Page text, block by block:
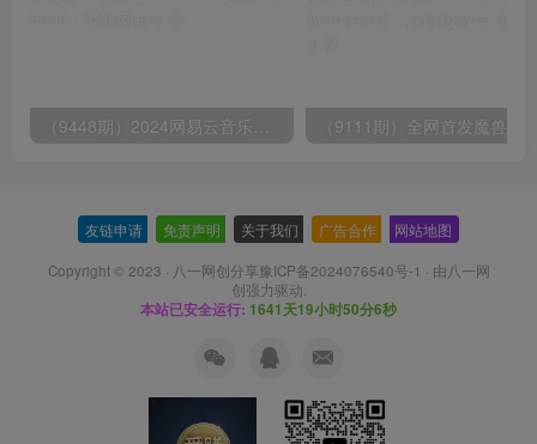
友链申请 免责声明 关于我们 广告合作 网站地图
Copyright © 2023 · 八一网创分享豫ICP备2024076540号-1 · 由八一网
创强力驱动.
本站已安全运行: 1641天19小时50分7秒